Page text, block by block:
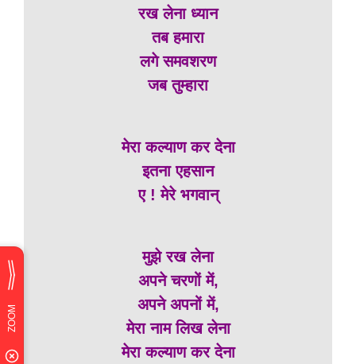
रख लेना ध्यान
तब हमारा
लगे समवशरण
जब तुम्हारा
मेरा कल्याण कर देना
इतना एहसान
ए ! मेरे भगवान्
मुझे रख लेना
अपने चरणों में,
अपने अपनों में,
मेरा नाम लिख लेना
मेरा कल्याण कर देना